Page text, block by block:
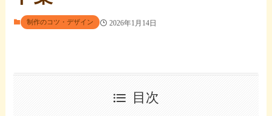
制作のコツ・デザイン 2026年1月14日
目次